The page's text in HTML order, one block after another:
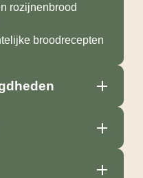
rozijnenbrood
broodrecepten